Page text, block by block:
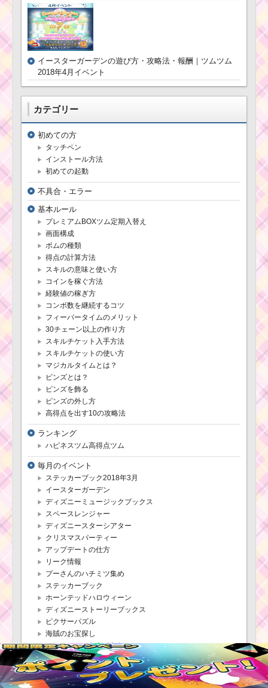
アボムを合計9個消すミ
ム
ツムツム6月第15弾ピ
験値430Expを稼ぐ方法
ツムツム1月イベン
ョン内容と攻略
イースターガーデンの遊び方・攻略法・報酬｜ツムツム
2018年4月イベント
カテゴリー
初めての方
タッチペン
インストール方法
初めての起動
不具合・エラー
基本ルール
プレミアムBOXツム定期入替え
画面構成
ボムの種類
得点の計算方法
スキルの意味と使い方
コインを稼ぐ方法
経験値の稼ぎ方
コンボ数を継続するコツ
フィーバータイムのメリット
30チェーン以上の作り方
スキルチケット入手方法
スキルチケットの使い方
マジカルタイムとは？
ピンズとは？
ピンズを飾る
ピンズの外し方
高得点を出す10の攻略法
ランキング
ハピネスツム高得点ツム
毎月のイベント
ステッカーブック2018年3月
イースターガーデン
ディズニーミュージックブックス
スペースレンジャー
ディズニースターシアター
クリスマスパーティー
アップデートの仕方
リーク情報
プーさんのハチミツ集め
ステッカーブック
ホーンテッドハロウィーン
ディズニーストーリーブックス
ピクサーパズル
海賊のお宝探し
ルミエールのおもてなし
ファンタズミック
アナと雪の女王イベント
スイートハート